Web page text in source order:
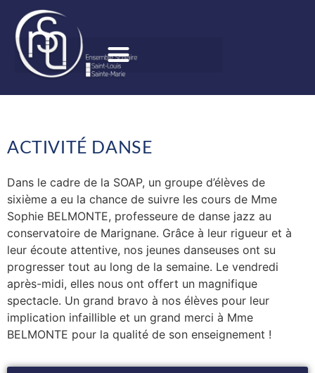
ACTIVITÉ DANSE
Dans le cadre de la SOAP, un groupe d’élèves de
sixième a eu la chance de suivre les cours de Mme
Sophie BELMONTE, professeure de danse jazz au
conservatoire de Marignane. Grâce à leur rigueur et à
leur écoute attentive, nos jeunes danseuses ont su
progresser tout au long de la semaine. Le vendredi
après-midi, elles nous ont offert un magnifique
spectacle. Un grand bravo à nos élèves pour leur
implication infaillible et un grand merci à Mme
BELMONTE pour la qualité de son enseignement !